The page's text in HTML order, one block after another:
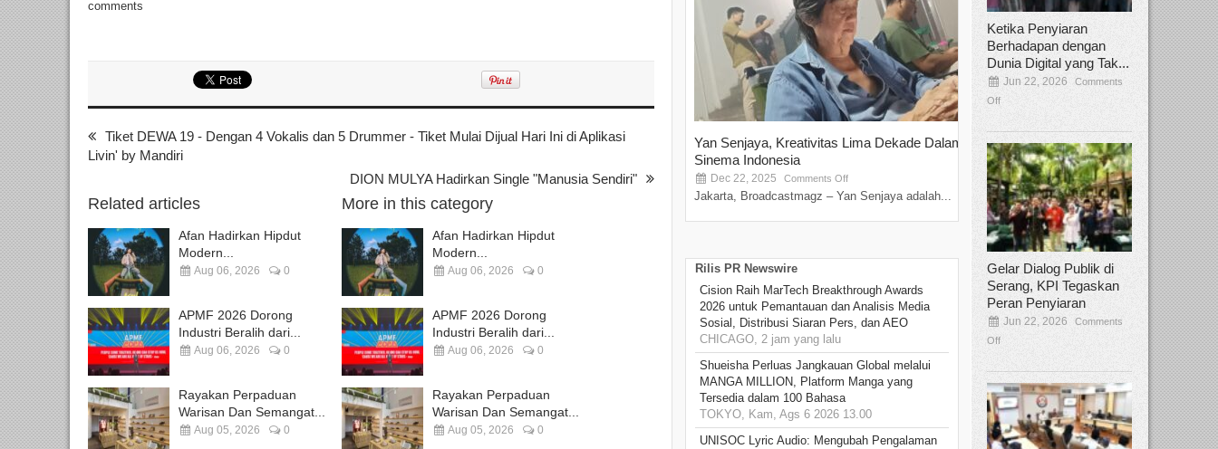
comments
Tiket DEWA 19 - Dengan 4 Vokalis dan 5 Drummer - Tiket Mulai Dijual Hari Ini di Aplikasi
Livin' by Mandiri
DION MULYA Hadirkan Single "Manusia Sendiri"
Related articles
Afan Hadirkan Hipdut
Modern...
Aug 06, 2026 0
APMF 2026 Dorong
Industri Beralih dari...
Aug 06, 2026 0
Rayakan Perpaduan
Warisan Dan Semangat...
Aug 05, 2026 0
More in this category
Afan Hadirkan Hipdut
Modern...
Aug 06, 2026 0
APMF 2026 Dorong
Industri Beralih dari...
Aug 06, 2026 0
Rayakan Perpaduan
Warisan Dan Semangat...
Aug 05, 2026 0
Yan Senjaya, Kreativitas Lima Dekade Dalam
Sinema Indonesia
Dec 22, 2025 Comments Off
Jakarta, Broadcastmagz – Yan Senjaya adalah...
Tamee Irelly Menjadi Juri Open
Film Terbaru...
Sep 08, 2025 Comments Off
Bekasi, Broadcastmagz – Dalam upaya
talenta...
Rilis PR Newswire
Cision Raih MarTech Breakthrough Awards
2026 untuk Pemantauan dan Analisis Media
Sosial, Distribusi Siaran Pers, dan AEO
CHICAGO, 2 jam yang lalu
Shueisha Perluas Jangkauan Global melalui
MANGA MILLION, Platform Manga yang
Tersedia dalam 100 Bahasa
TOKYO, Kam, Ags 6 2026 13.00
UNISOC Lyric Audio: Mengubah Pengalaman
Ketika Penyiaran
Berhadapan dengan
Dunia Digital yang Tak...
Jun 22, 2026
Comments
Off
Gelar Dialog Publik di
Serang, KPI Tegaskan
Peran Penyiaran
Jun 22, 2026
Comments
Off